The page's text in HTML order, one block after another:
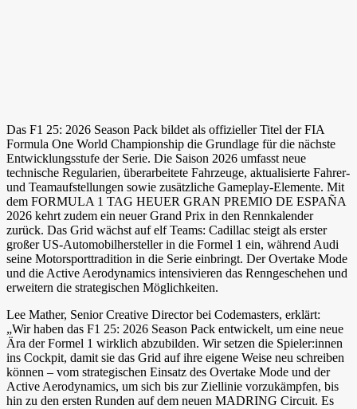
Das F1 25: 2026 Season Pack bildet als offizieller Titel der FIA
Formula One World Championship die Grundlage für die nächste
Entwicklungsstufe der Serie. Die Saison 2026 umfasst neue
technische Regularien, überarbeitete Fahrzeuge, aktualisierte Fahrer-
und Teamaufstellungen sowie zusätzliche Gameplay-Elemente. Mit
dem FORMULA 1 TAG HEUER GRAN PREMIO DE ESPAÑA
2026 kehrt zudem ein neuer Grand Prix in den Rennkalender
zurück. Das Grid wächst auf elf Teams: Cadillac steigt als erster
großer US-Automobilhersteller in die Formel 1 ein, während Audi
seine Motorsporttradition in die Serie einbringt. Der Overtake Mode
und die Active Aerodynamics intensivieren das Renngeschehen und
erweitern die strategischen Möglichkeiten.
Lee Mather, Senior Creative Director bei Codemasters, erklärt:
„Wir haben das F1 25: 2026 Season Pack entwickelt, um eine neue
Ära der Formel 1 wirklich abzubilden. Wir setzen die Spieler:innen
ins Cockpit, damit sie das Grid auf ihre eigene Weise neu schreiben
können – vom strategischen Einsatz des Overtake Mode und der
Active Aerodynamics, um sich bis zur Ziellinie vorzukämpfen, bis
hin zu den ersten Runden auf dem neuen MADRING Circuit. Es